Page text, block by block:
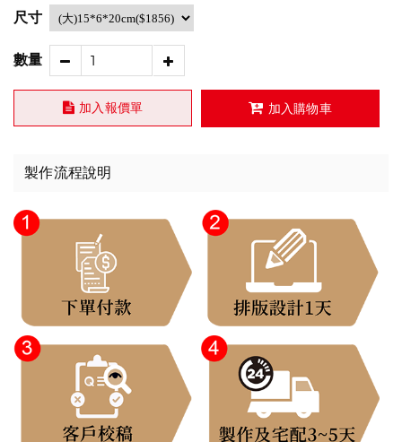
尺寸
數量
加入報價單 加入購物車
製作流程說明